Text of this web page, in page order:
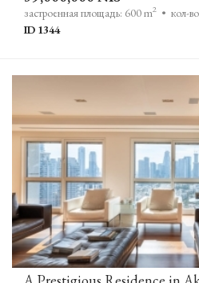
застроенная площадь: 600 m2 • кол-
ID 1344